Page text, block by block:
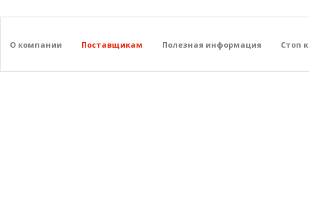
О компании Поставщикам Полезная информация Стоп